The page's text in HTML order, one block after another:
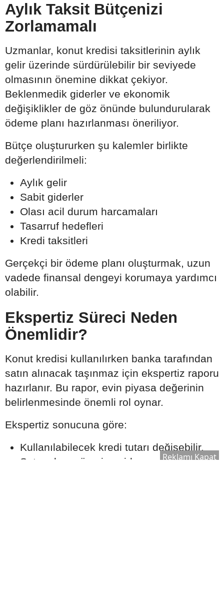
Aylık Taksit Bütçenizi
Zorlamamalı
Uzmanlar, konut kredisi taksitlerinin aylık
gelir üzerinde sürdürülebilir bir seviyede
olmasının önemine dikkat çekiyor.
Beklenmedik giderler ve ekonomik
değişiklikler de göz önünde bulundurularak
ödeme planı hazırlanması öneriliyor.
Bütçe oluştururken şu kalemler birlikte
değerlendirilmeli:
Aylık gelir
Sabit giderler
Olası acil durum harcamaları
Tasarruf hedefleri
Kredi taksitleri
Gerçekçi bir ödeme planı oluşturmak, uzun
vadede finansal dengeyi korumaya yardımcı
olabilir.
Ekspertiz Süreci Neden
Önemlidir?
Konut kredisi kullanılırken banka tarafından
satın alınacak taşınmaz için ekspertiz raporu
hazırlanır. Bu rapor, evin piyasa değerinin
belirlenmesinde önemli rol oynar.
Ekspertiz sonucuna göre:
Kullanılabilecek kredi tutarı değişebilir.
Satın alma süreci yeniden
Reklamı Kapat